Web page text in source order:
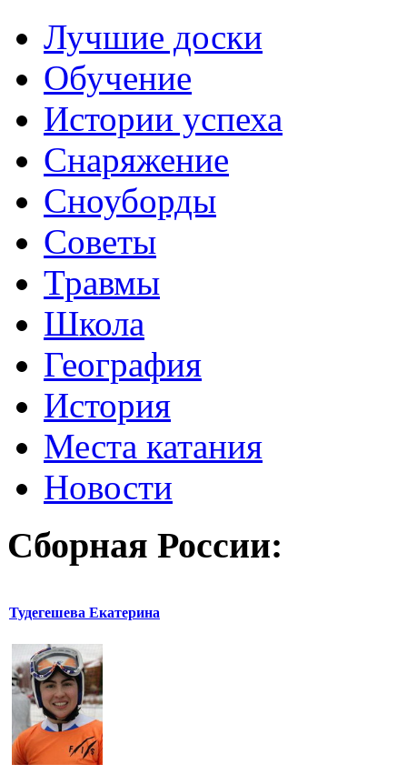
Лучшие доски
Обучение
Истории успеха
Снаряжение
Сноуборды
Советы
Травмы
Школа
География
История
Места катания
Новости
Сборная России:
Тудегешева Екатерина